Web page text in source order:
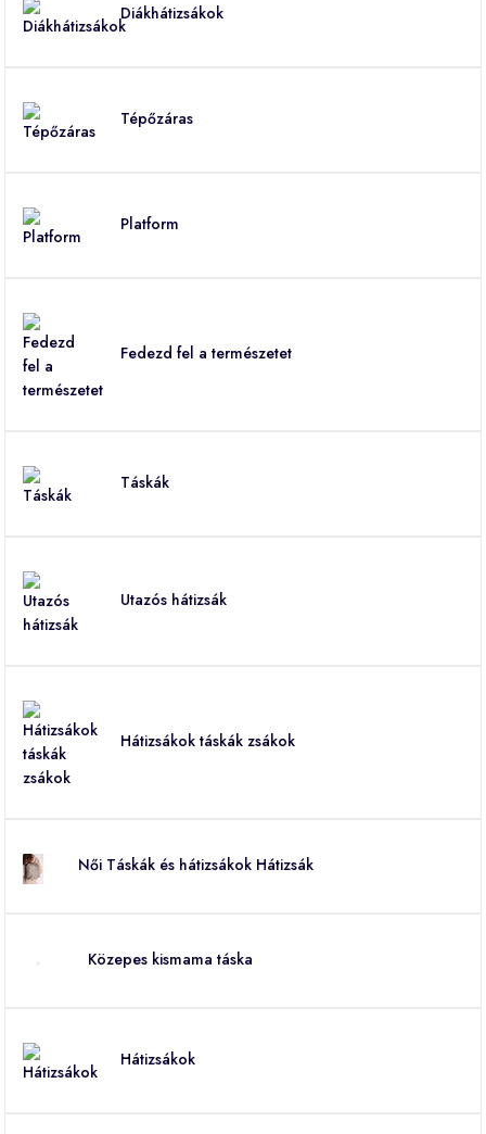
Diákhátizsákok
Tépőzáras
Platform
Fedezd fel a természetet
Táskák
Utazós hátizsák
Hátizsákok táskák zsákok
Női Táskák és hátizsákok Hátizsák
Közepes kismama táska
Hátizsákok